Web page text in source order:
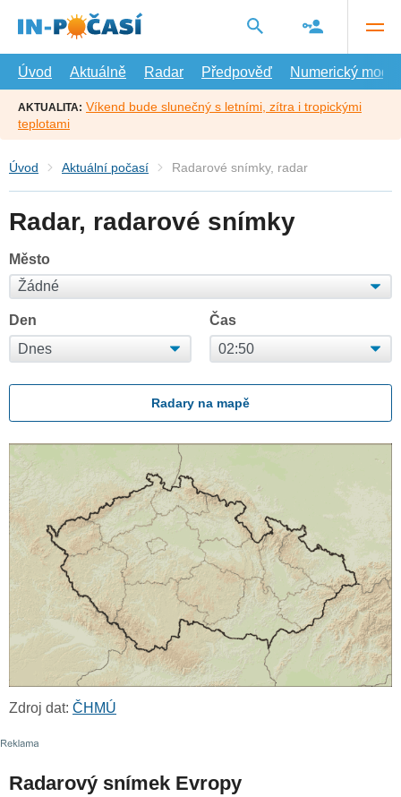
hlavní
Úvod
Aktuálně Radar Předpověď Numerický model
AKTUALITA: Víkend bude slunečný s letními, zítra i tropickými
teplotami
Úvod Aktuální počasí Radarové snímky, radar
Radar, radarové snímky
Město
Den Čas
Radary na mapě
Zdroj dat: ČHMÚ
Radarový snímek Evropy